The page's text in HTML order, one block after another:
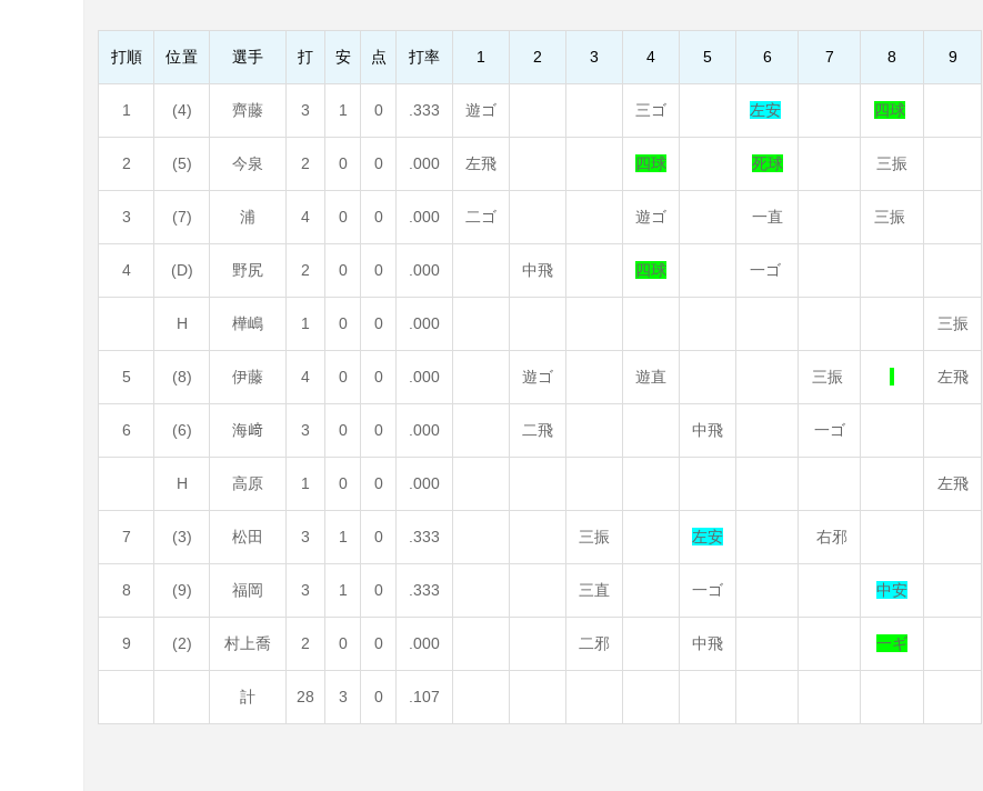
打順 位置 選手 打 安 点 打率 1 2 3 4 5 6 7 8 9
1 (4) 齊藤 3 1 0 .333 遊ゴ 三ゴ 左安 四球
2 (5) 今泉 2 0 0 .000 左飛 四球 死球 三振
3 (7) 浦 4 0 0 .000 二ゴ 遊ゴ 一直 三振
4 (D) 野尻 2 0 0 .000 中飛 四球 一ゴ
H 樺嶋 1 0 0 .000 三振
5 (8) 伊藤 4 0 0 .000 遊ゴ 遊直 三振 左飛
6 (6) 海﨑 3 0 0 .000 二飛 中飛 一ゴ
H 高原 1 0 0 .000 左飛
7 (3) 松田 3 1 0 .333 三振 左安 右邪
8 (9) 福岡 3 1 0 .333 三直 一ゴ 中安
9 (2) 村上喬 2 0 0 .000 二邪 中飛 一ギ
計 28 3 0 .107